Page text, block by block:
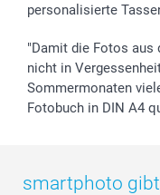
personalisierte
"Damit die Fotos aus
nicht in
Sommermonaten
Fotobuch in DIN A4
smartphoto